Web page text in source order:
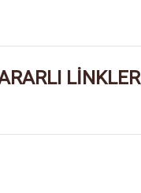
LİNKLER